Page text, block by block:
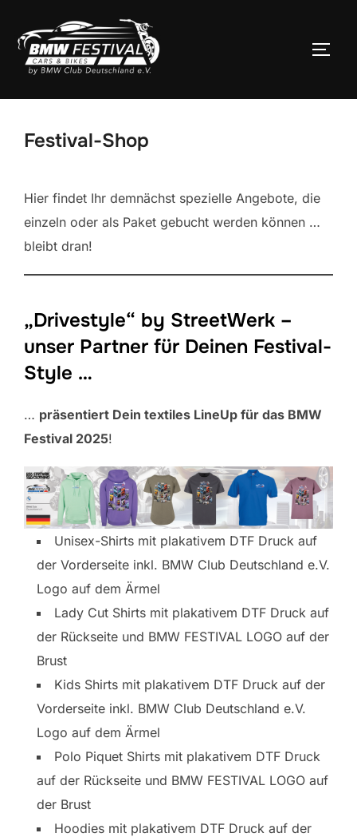
Inhalt
springen
Festival-Shop
Hier findet Ihr demnächst spezielle Angebote, die
einzeln oder als Paket gebucht werden können …
bleibt dran!
„Drivestyle“ by StreetWerk –
unser Partner für Deinen Festival-
Style …
… präsentiert Dein textiles LineUp für das BMW
Festival 2025!
Unisex-Shirts mit plakativem DTF Druck auf
der Vorderseite inkl. BMW Club Deutschland e.V.
Logo auf dem Ärmel
Lady Cut Shirts mit plakativem DTF Druck auf
der Rückseite und BMW FESTIVAL LOGO auf der
Brust
Kids Shirts mit plakativem DTF Druck auf der
Vorderseite inkl. BMW Club Deutschland e.V.
Logo auf dem Ärmel
Polo Piquet Shirts mit plakativem DTF Druck
auf der Rückseite und BMW FESTIVAL LOGO auf
der Brust
Hoodies mit plakativem DTF Druck auf der